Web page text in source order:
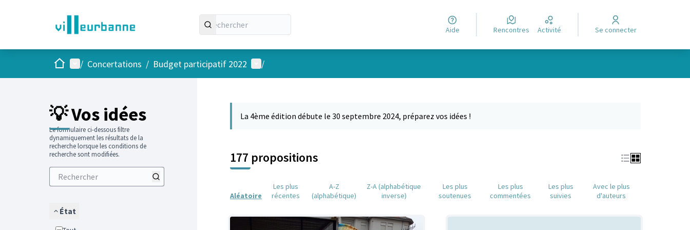
Aide Rencontres Activité Se connecter
AccueilMenu principal
/ Concertations / Budget participatif 2022 Menu utilisateur
/
💡 Vos idées
Le formulaire ci-dessous filtre
dynamiquement les résultats de la
recherche lorsque les conditions de
recherche sont modifiées.
État
La 4ème édition débute le 30 septembre 2024, préparez vos idées !
177 propositions
Aléatoire
Les plus
récentes
A-Z
(alphabétique)
Z-A (alphabétique
inverse)
Les plus
soutenues
Les plus
commentées
Les plus
suivies
Avec le plus
d'auteurs